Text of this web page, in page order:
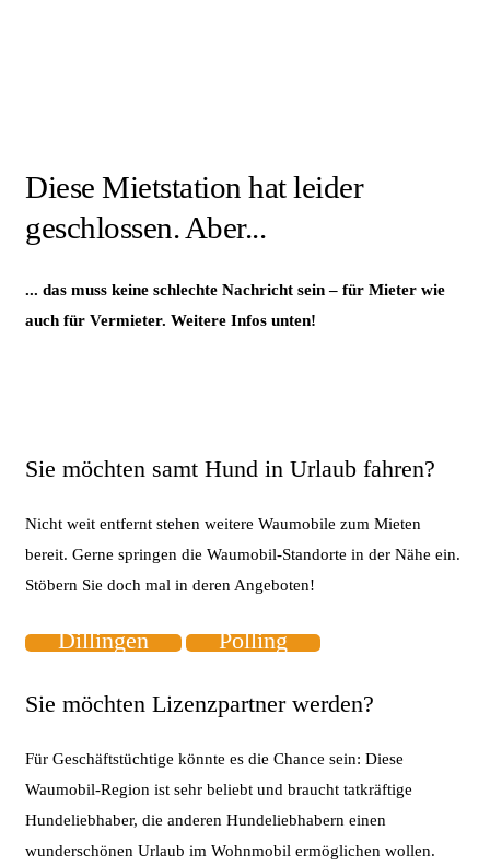
Diese Mietstation hat leider
geschlossen. Aber...
... das muss keine schlechte Nachricht sein – für Mieter wie
auch für Vermieter. Weitere Infos unten!
Sie möchten samt Hund in Urlaub fahren?
Nicht weit entfernt stehen weitere Waumobile zum Mieten
bereit. Gerne springen die Waumobil-Standorte in der Nähe ein.
Stöbern Sie doch mal in deren Angeboten!
Dillingen Polling
Sie möchten Lizenzpartner werden?
Für Geschäftstüchtige könnte es die Chance sein: Diese
Waumobil-Region ist sehr beliebt und braucht tatkräftige
Hundeliebhaber, die anderen Hundeliebhabern einen
wunderschönen Urlaub im Wohnmobil ermöglichen wollen.